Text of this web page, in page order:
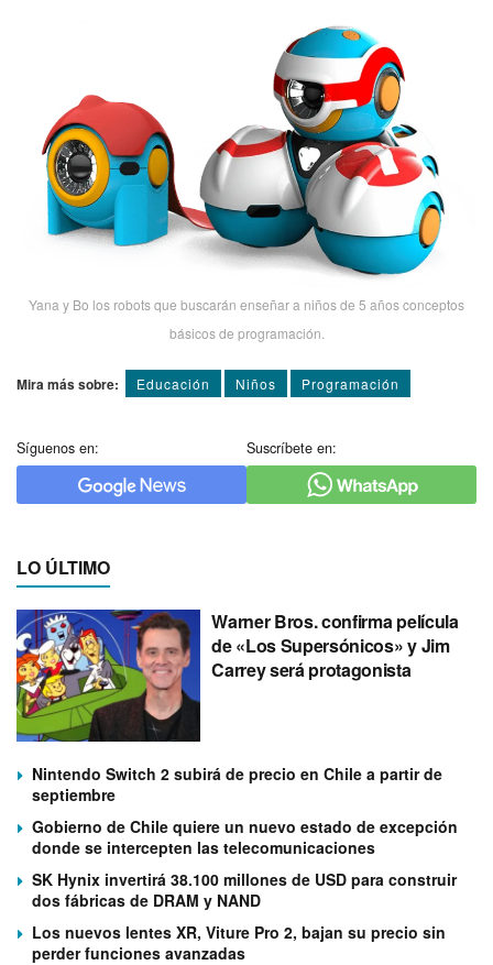
Yana y Bo los robots que buscarán enseñar a niños de 5 años conceptos
básicos de programación.
Mira más sobre: Educación Niños Programación
Síguenos en: Suscríbete en:
LO ÚLTIMO
Warner Bros. confirma película
de «Los Supersónicos» y Jim
Carrey será protagonista
Nintendo Switch 2 subirá de precio en Chile a partir de
septiembre
Gobierno de Chile quiere un nuevo estado de excepción
donde se intercepten las telecomunicaciones
SK Hynix invertirá 38.100 millones de USD para construir
dos fábricas de DRAM y NAND
Los nuevos lentes XR, Viture Pro 2, bajan su precio sin
perder funciones avanzadas